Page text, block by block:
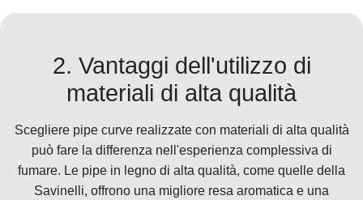
2. Vantaggi dell'utilizzo di
materiali di alta qualità
Scegliere pipe curve realizzate con materiali di alta qualità
può fare la differenza nell'esperienza complessiva di
fumare. Le pipe in legno di alta qualità, come quelle della
Savinelli, offrono una migliore resa aromatica e una